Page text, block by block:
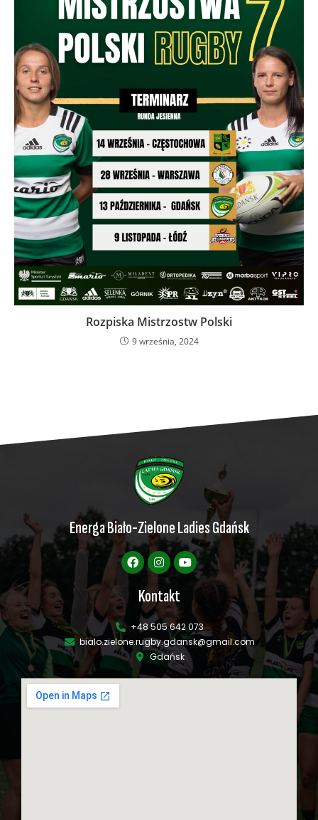
Rozpiska Mistrzostw Polski
9 września, 2024
Energa Biało-Zielone Ladies Gdańsk
Kontakt
+48 505 642 073
bialo.zielone.rugby.gdansk@gmail.com
Gdańsk